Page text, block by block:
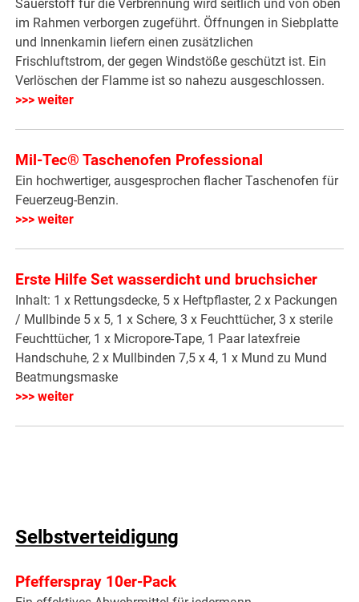
Sauerstoff für die Verbrennung wird seitlich und von oben
im Rahmen verborgen zugeführt. Öffnungen in Siebplatte
und Innenkamin liefern einen zusätzlichen
Frischluftstrom, der gegen Windstöße geschützt ist. Ein
Verlöschen der Flamme ist so nahezu ausgeschlossen.
>>> weiter
Mil-Tec® Taschenofen Professional
Ein hochwertiger, ausgesprochen flacher Taschenofen für
Feuerzeug-Benzin.
>>> weiter
Erste Hilfe Set wasserdicht und bruchsicher
Inhalt: 1 x Rettungsdecke, 5 x Heftpflaster, 2 x Packungen
/ Mullbinde 5 x 5, 1 x Schere, 3 x Feuchttücher, 3 x sterile
Feuchttücher, 1 x Micropore-Tape, 1 Paar latexfreie
Handschuhe, 2 x Mullbinden 7,5 x 4, 1 x Mund zu Mund
Beatmungsmaske
>>> weiter
Selbstverteidigung
Pfefferspray 10er-Pack